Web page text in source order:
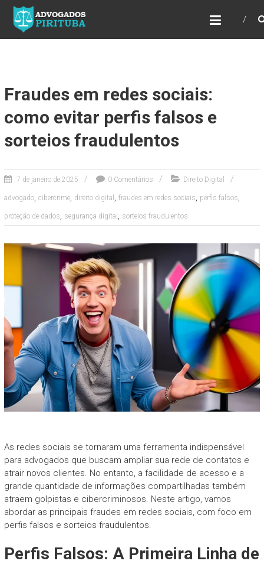
ADVOGADOS PIRITUBA
Precisando de advogado? Entre em contato!
Fazemos toda a assessoria que você
Fraudes em redes sociais:
como evitar perfis falsos e
sorteios fraudulentos
7 de janeiro de 2025 0 Comentários Direito Digital
advogado, cibercrime, direito digital , fraudes em redes sociais, perfis falsos,
proteção de dados, segurança digital , sorteios fraudulentos
As redes sociais se tornaram uma ferramenta indispensável
para advogados que buscam ampliar sua rede de contatos e
atrair novos clientes. No entanto, a facilidade de acesso e a
grande quantidade de informações compartilhadas também
atraem golpistas e cibercriminosos. Neste artigo, vamos
abordar as principais fraudes em redes sociais, com foco em
perfis falsos e sorteios fraudulentos.
Perfis Falsos: A Primeira Linha de